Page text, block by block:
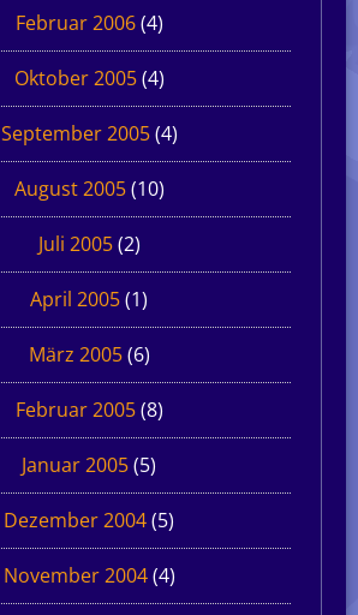
Februar 2006(4)
Oktober 2005(4)
September 2005(4)
August 2005(10)
Juli 2005(2)
April 2005(1)
März 2005(6)
Februar 2005(8)
Januar 2005(5)
Dezember 2004(5)
November 2004(4)